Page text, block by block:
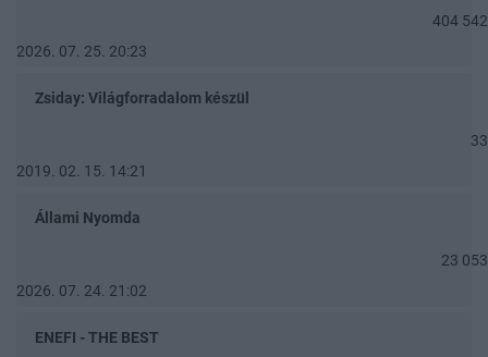
404 542
2026. 07. 25. 20:23
Zsiday: Világforradalom készül
33
2019. 02. 15. 14:21
Állami Nyomda
23 053
2026. 07. 24. 21:02
ENEFI - THE BEST